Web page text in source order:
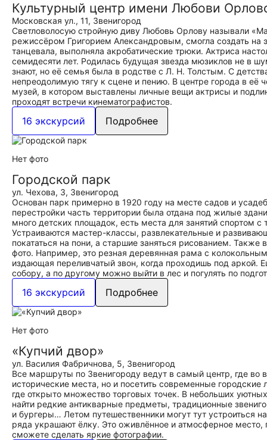
Культурный центр имени Любови
Московская ул., 11, Звенигород
Светловолосую стройную диву Любовь Орлову называли
режиссёром Григорием Александровым, смогла создать на
танцевала, выполняла акробатические трюки. Актриса
семидесяти лет. Родилась будущая звезда мюзиклов не в
знают, но её семья была в родстве с Л. Н. Толстым. С
непреодолимую тягу к сцене и пению. В центре города в её
музей, в котором выставлены личные вещи актрисы и
проходят встречи кинематографистов.
16 экскурсий Подробнее
Нет фото
Городской парк
ул. Чехова, 3, Звенигород
Основан парк примерно в 1920 году на месте садов и
перестройки часть территории была отдана под жилые
много детских площадок, есть места для занятий спортом
Устраиваются мастер-классы, развлекательные и
покататься на пони, а старшие заняться рисованием.
фото. Например, это резная деревянная рама с
издающая переливчатый звон, когда проходишь под
собору, а по другому можно выйти в лес и погулять по
16 экскурсий Подробнее
Нет фото
«Купчий двор»
ул. Василия Фабричнова, 5, Звенигород
Все маршруты по Звенигороду ведут в самый центр, где во
исторические места, но и посетить современные
где открыто множество торговых точек. В небольших
найти редкие антикварные предметы, традиционные
и бургеры… Летом путешественники могут тут устроиться
ряда украшают ёлку. Это оживлённое и атмосферное место,
сможете сделать яркие фотографии.